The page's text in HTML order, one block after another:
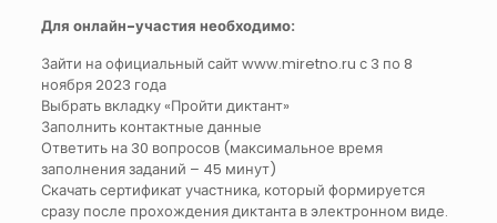
Для онлайн-участия необходимо:
Зайти на официальный сайт www.miretno.ru с 3 по 8
ноября 2023 года
Выбрать вкладку «Пройти диктант»
Заполнить контактные данные
Ответить на 30 вопросов (максимальное время
заполнения заданий – 45 минут)
Скачать сертификат участника, который формируется
сразу после прохождения диктанта в электронном виде.